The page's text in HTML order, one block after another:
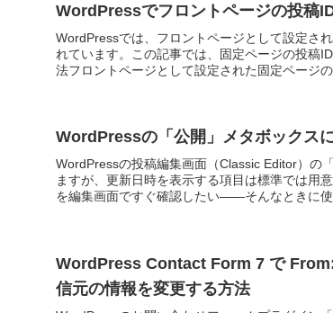
WordPressでフロントページの投稿
WordPressでは、フロントページとして設定さ
れています。この記事では、固定ページの投稿
法フロントページとして設定された固定ページの
WordPressの「公開」メタボックス
WordPressの投稿編集画面（Classic Editor）の
ますが、更新日時を表示する項目は標準では用
を編集画面ですぐ確認したい——そんなときに
WordPress Contact Form 7 で
信元の情報を変更する方法